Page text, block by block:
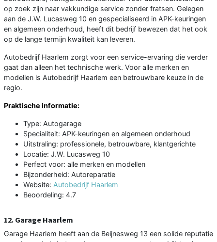
op zoek zijn naar vakkundige service zonder fratsen. Gelegen
aan de J.W. Lucasweg 10 en gespecialiseerd in APK-keuringen
en algemeen onderhoud, heeft dit bedrijf bewezen dat het ook
op de lange termijn kwaliteit kan leveren.
Autobedrijf Haarlem zorgt voor een service-ervaring die verder
gaat dan alleen het technische werk. Voor alle merken en
modellen is Autobedrijf Haarlem een betrouwbare keuze in de
regio.
Praktische informatie:
Type: Autogarage
Specialiteit: APK-keuringen en algemeen onderhoud
Uitstraling: professionele, betrouwbare, klantgerichte
Locatie: J.W. Lucasweg 10
Perfect voor: alle merken en modellen
Bijzonderheid: Autoreparatie
Website: Autobedrijf Haarlem
Beoordeling: 4.7
12. Garage Haarlem
Garage Haarlem heeft aan de Beijnesweg 13 een solide reputatie